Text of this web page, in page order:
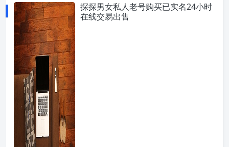
探探男女私人老号购买已实名24小时
在线交易出售